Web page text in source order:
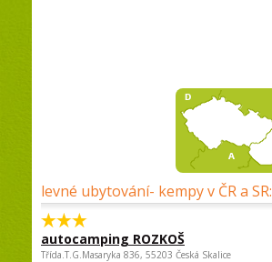
levné ubytování- kempy v ČR a SR:
autocamping ROZKOŠ
Třída.T.G.Masaryka 836, 55203 Česká Skalice